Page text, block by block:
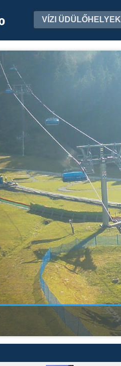
VÍZI ÜDÜLŐHELYEK